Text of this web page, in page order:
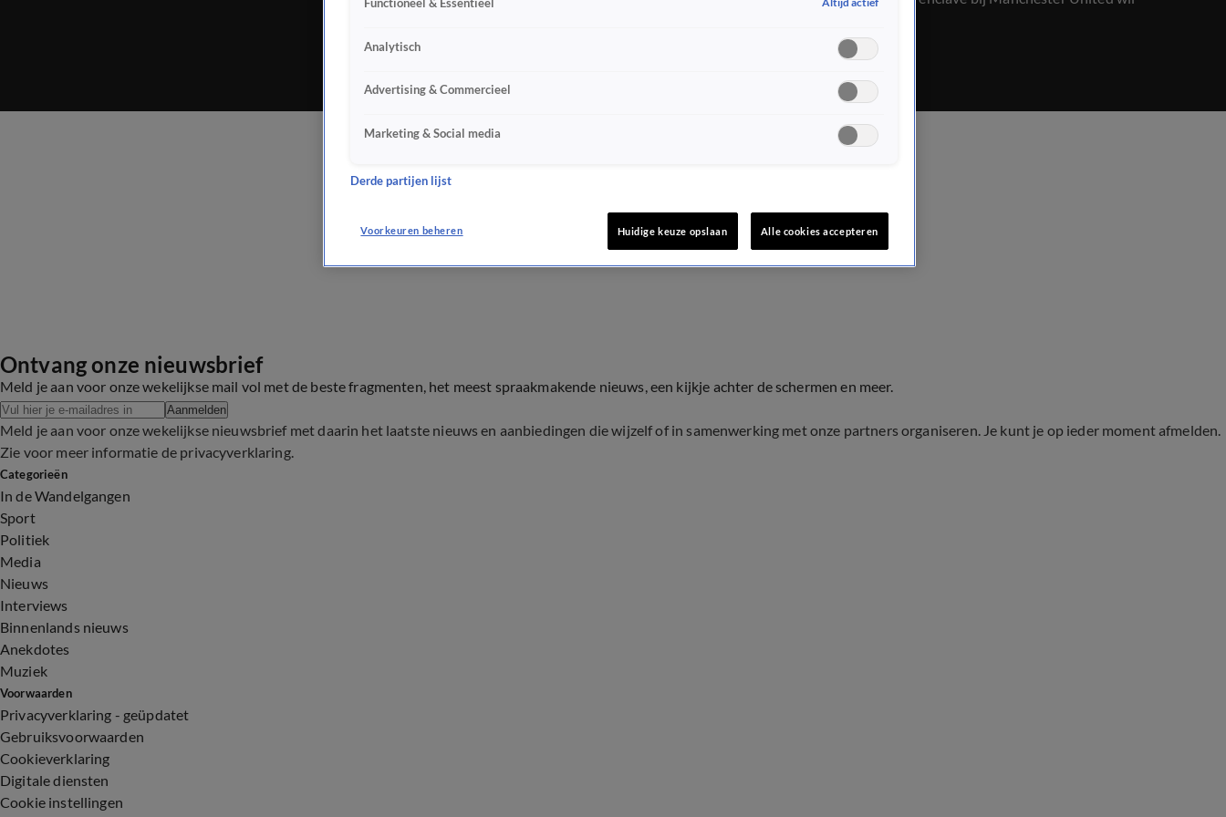
Ontvang onze nieuwsbrief
Meld je aan voor onze wekelijkse mail vol met de beste fragmenten, het meest spraakmakende nieuws, een kijkje achter de schermen en meer.
Aanmelden
Meld je aan voor onze wekelijkse nieuwsbrief met daarin het laatste nieuws en aanbiedingen die wijzelf of in samenwerking met onze partners organiseren. Je kunt je op ieder moment afmelden.
Zie voor meer informatie de privacyverklaring.
Categorieën
In de Wandelgangen
Sport
Politiek
Media
Nieuws
Interviews
Binnenlands nieuws
Anekdotes
Muziek
Voorwaarden
Privacyverklaring - geüpdatet
Gebruiksvoorwaarden
Cookieverklaring
Digitale diensten
Cookie instellingen
Functioneel & Essentieel
Analytisch
Advertising & Commercieel
Marketing & Social media
Derde partijen lijst
Voorkeuren beheren Huidige keuze opslaan Alle cookies accepteren